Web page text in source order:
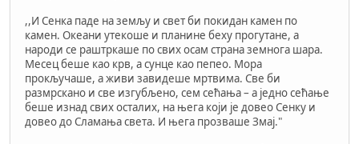
,,И Сенка паде на земљу и свет би покидан камен по
камен. Океани утекоше и планине беху прогутане, а
народи се раштркаше по свих осам страна земнога шара.
Месец беше као крв, а сунце као пепео. Мора
прокључаше, а живи завидеше мртвима. Све би
размрскано и све изгубљено, сем сећања – а једно сећање
беше изнад свих осталих, на њега који је довео Сенку и
довео до Сламања света. И њега прозваше Змај."